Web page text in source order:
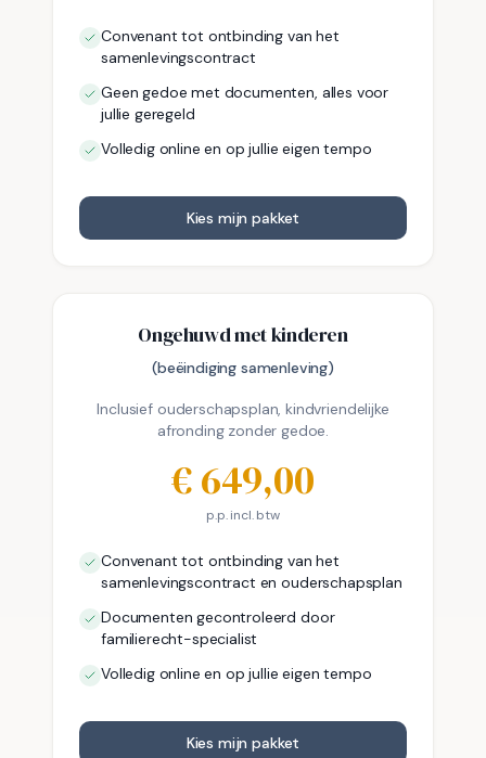
Convenant tot ontbinding van het
samenlevingscontract
Geen gedoe met documenten, alles voor
jullie geregeld
Volledig online en op jullie eigen tempo
Kies mijn pakket
Ongehuwd met kinderen
(beëindiging samenleving)
Inclusief ouderschapsplan, kindvriendelijke
afronding zonder gedoe.
€649,00
p.p. incl. btw
Convenant tot ontbinding van het
samenlevingscontract en ouderschapsplan
Documenten gecontroleerd door
familierecht-specialist
Volledig online en op jullie eigen tempo
Kies mijn pakket